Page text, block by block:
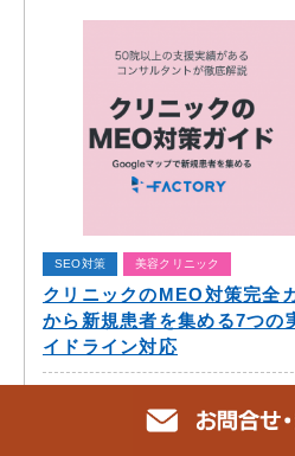
SEO対策 美容クリニック
クリニックのMEO対策完全
から新規患者を集める7つの
イドライン対応